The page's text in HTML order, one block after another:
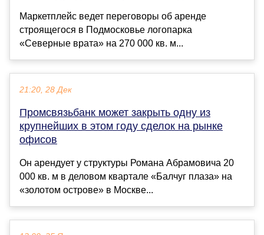
Маркетплейс ведет переговоры об аренде
строящегося в Подмосковье логопарка
«Северные врата» на 270 000 кв. м...
21:20, 28 Дек
Промсвязьбанк может закрыть одну из
крупнейших в этом году сделок на рынке
офисов
Он арендует у структуры Романа Абрамовича 20
000 кв. м в деловом квартале «Балчуг плаза» на
«золотом острове» в Москве...